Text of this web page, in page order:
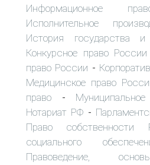
Информационное
Исполнительное
История государства
Конкурсное право России
право России -
Медицинское право
право -
Нотариат РФ -
Право собственности
социального
Правоведение,